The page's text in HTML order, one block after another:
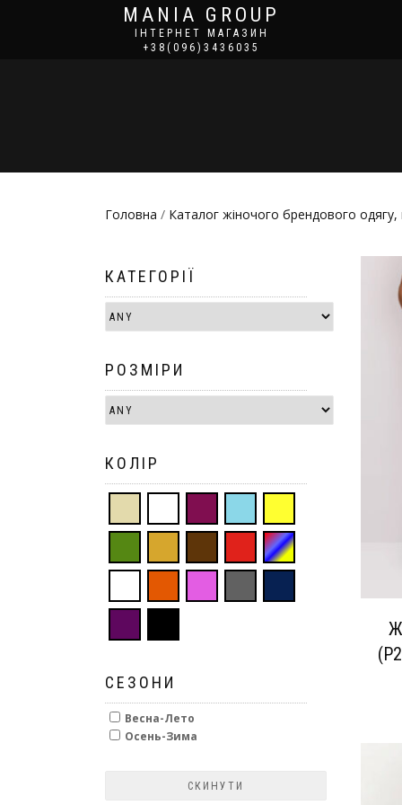
MANIA GROUP
ІНТЕРНЕТ МАГАЗИН
+38(096)3436035
Головна / Каталог жіночого брендового одягу,
КАТЕГОРІЇ
РОЗМІРИ
КОЛІР
СЕЗОНИ
Весна-Лето
Осень-Зима